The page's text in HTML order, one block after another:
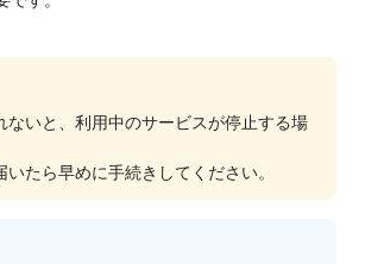
ないと、利用中のサービスが停止する場
いたら早めに手続きしてください。